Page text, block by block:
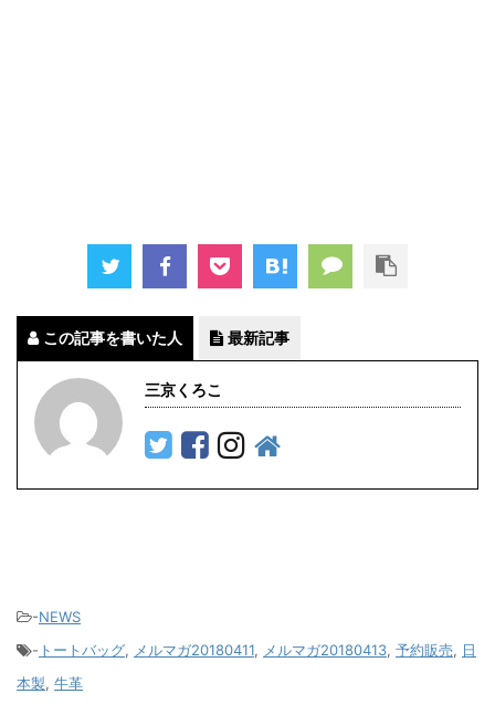
この記事を書いた人 最新記事
三京くろこ
-NEWS
- トートバッグ, メルマガ20180411, メルマガ20180413, 予約販売, 日
本製, 牛革